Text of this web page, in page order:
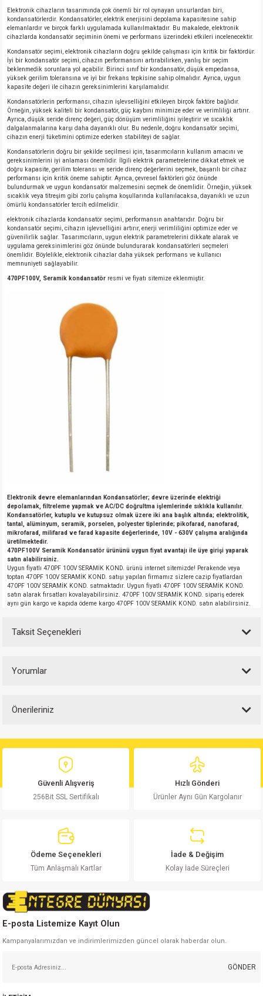
Elektronik cihazların tasarımında çok önemli bir rol oynayan unsurlardan biri,
kondansatörlerdir. Kondansatörler, elektrik enerjisini depolama kapasitesine sahip
elemanlardır ve birçok farklı uygulamada kullanılmaktadır. Bu makalede, elektronik
cihazlarda kondansatör seçiminin önemi ve performans üzerindeki etkileri incelenecektir.
Kondansatör seçimi, elektronik cihazların doğru şekilde çalışması için kritik bir faktördür.
İyi bir kondansatör seçimi, cihazın performansını artırabilirken, yanlış bir seçim
beklenmedik sorunlara yol açabilir. Birinci sınıf bir kondansatör, düşük empedansa,
yüksek gerilim toleransına ve iyi bir frekans tepkisine sahip olmalıdır. Ayrıca, uygun
kapasite değeri ile cihazın gereksinimlerini karşılamalıdır.
Kondansatörlerin performansı, cihazın işlevselliğini etkileyen birçok faktöre bağlıdır.
Örneğin, yüksek kaliteli bir kondansatör, güç kaybını minimize eder ve verimliliği artırır.
Ayrıca, düşük seride direnç değeri, güç dönüşüm verimliliğini iyileştirir ve sıcaklık
dalgalanmalarına karşı daha dayanıklı olur. Bu nedenle, doğru kondansatör seçimi,
cihazın enerji tüketimini optimize ederken stabiliteyi de sağlar.
Kondansatörlerin doğru bir şekilde seçilmesi için, tasarımcıların kullanım amacını ve
gereksinimlerini iyi anlaması önemlidir. İlgili elektrik parametrelerine dikkat etmek ve
doğru kapasite, gerilim toleransı ve seride direnç değerlerini seçmek, başarılı bir cihaz
performansı için kritik öneme sahiptir. Ayrıca, çevresel faktörleri göz önünde
bulundurmak ve uygun kondansatör malzemesini seçmek de önemlidir. Örneğin, yüksek
sıcaklık veya titreşim gibi zorlu çalışma koşullarında kullanılacaksa, dayanıklı ve uzun
ömürlü kondansatörler tercih edilmelidir.
elektronik cihazlarda kondansatör seçimi, performansın anahtarıdır. Doğru bir
kondansatör seçimi, cihazın işlevselliğini artırır, enerji verimliliğini optimize eder ve
güvenilirlik sağlar. Tasarımcıların, uygun elektrik parametrelerini dikkate alarak ve
uygulama gereksinimlerini göz önünde bulundurarak kondansatörleri seçmeleri
önemlidir. Böylelikle, elektronik cihazlar daha yüksek performans ve kullanıcı
memnuniyeti sağlayabilir.
470PF100V, Seramik kondansatör resmi ve fiyatı sitemize eklenmiştir.
Elektronik devre elemanlarından Kondansatörler; devre üzerinde elektriği
depolamak, filtreleme yapmak ve AC/DC doğrultma işlemlerinde sıklıkla kullanılır.
Kondansatörler, kutuplu ve kutupsuz olmak üzere iki ana başlık altında; elektrolitik,
tantal, alüminyum, seramik, porselen, polyester tiplerinde; pikofarad, nanofarad,
mikrofarad, milifarad ve farad kapasite değerlerinde, 10V - 630V çalışma aralığında
üretilmektedir.
470PF100V Seramik Kondansatör ürününü uygun fiyat avantajı ile üye girişi yaparak
satın alabilirsiniz.
Uygun fiyatlı 470PF 100V SERAMİK KOND. ürünü internet sitemizde! Perakende veya
toptan 470PF 100V SERAMİK KOND. satışı yapılan firmamız sizlere cazip fiyatlardan
470PF 100V SERAMİK KOND. satmaktadır. Uygun fiyatlı 470PF 100V SERAMİK KOND.
satın alarak fırsatları kovalayabilirsiniz. 470PF 100V SERAMİK KOND. sipariş ederek
aynı gün kargo ve kapıda ödeme kargo 470PF 100V SERAMİK KOND. satın alabilirsiniz.
Taksit Seçenekleri
Yorumlar
Yorum Yaz
Önerileriniz
yetersiz gördüğünüz noktaları öneri formunu kullanarak tarafımıza
Görüş ve önerileriniz için teşekkür ederiz.
Ürün resmi kalitesiz, bozuk veya görüntülenemiyor.
Ürün bilgilerinde hatalar bulunuyor.
Bu ürüne benzer farklı alternatifler olmalı.
Gönder
Güvenli Alışveriş
256Bit SSL Sertifikalı
Hızlı Gönderi
Ürünler Aynı Gün Kargolanır
Ödeme Seçenekleri
Tüm Anlaşmalı Kartlar
İade & Değişim
Kolay İade Süreçleri
E-posta Listemize Kayıt Olun
Kampanyalarımızdan ve indirimlerimizden güncel olarak haberdar olun.
GÖNDER